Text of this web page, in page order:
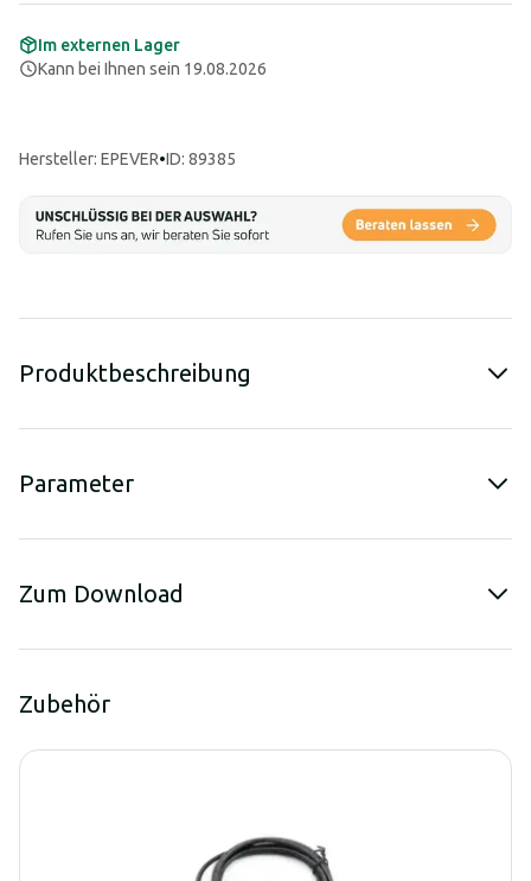
Im externen Lager
Kann bei Ihnen sein 19.08.2026
Hersteller: EPEVER•ID: 89385
Produktbeschreibung
Parameter
Zum Download
Zubehör